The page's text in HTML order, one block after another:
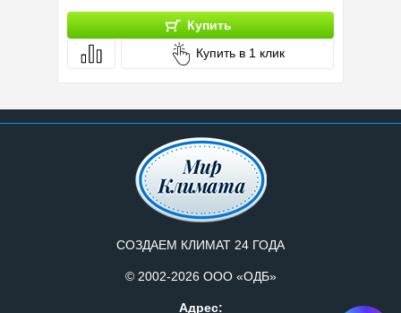
Купить
Купить в 1 клик
СОЗДАЕМ КЛИМАТ 24 ГОДА
© 2002-2026 ООО «ОДБ»
Адрес: